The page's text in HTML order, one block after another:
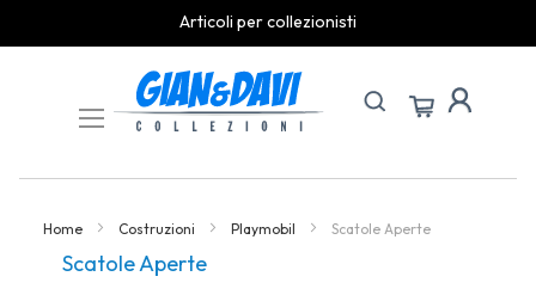
Articoli per collezionisti
Content
Home Costruzioni Playmobil Scatole Aperte
Scatole Aperte